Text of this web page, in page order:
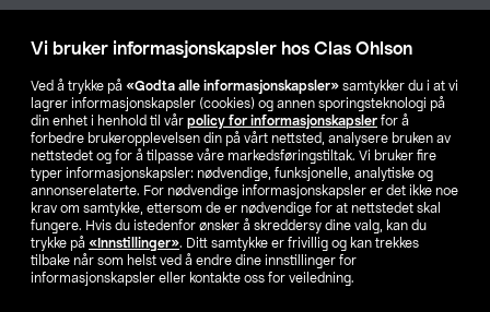
Vi bruker informasjonskapsler hos Clas Ohlson
Ved å trykke på «Godta alle informasjonskapsler» samtykker du i at vi
lagrer informasjonskapsler (cookies) og annen sporingsteknologi på
din enhet i henhold til vår policy for informasjonskapsler for å
forbedre brukeropplevelsen din på vårt nettsted, analysere bruken av
nettstedet og for å tilpasse våre markedsføringstiltak. Vi bruker fire
typer informasjonskapsler: nødvendige, funksjonelle, analytiske og
annonserelaterte. For nødvendige informasjonskapsler er det ikke noe
krav om samtykke, ettersom de er nødvendige for at nettstedet skal
fungere. Hvis du istedenfor ønsker å skreddersy dine valg, kan du
trykke på «Innstillinger». Ditt samtykke er frivillig og kan trekkes
tilbake når som helst ved å endre dine innstillinger for
informasjonskapsler eller kontakte oss for veiledning.
Våre selskaper
Finn din butikk
SE NO FI